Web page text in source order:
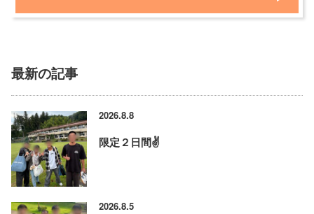
最新の記事
2026.8.8
限定２日間✌️
2026.8.5